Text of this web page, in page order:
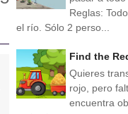
Reglas:
el río. Sólo 2 perso...
Find the
Quieres
rojo, pero
encuentra